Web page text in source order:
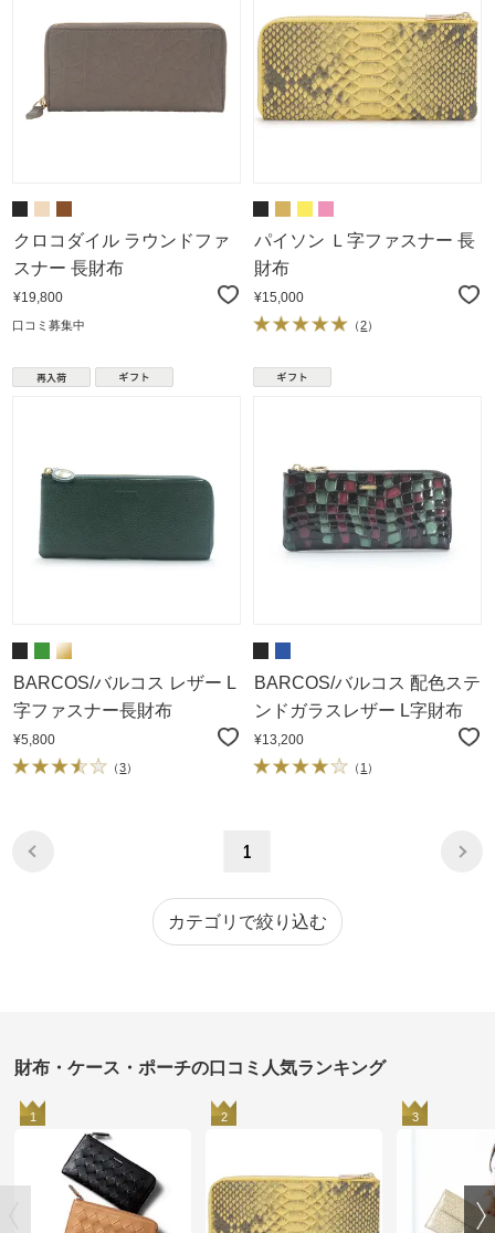
クロコダイル ラウンドファ
スナー 長財布
¥19,800
口コミ募集中
パイソン Ｌ字ファスナー 長
財布
¥15,000
（2）
BARCOS/バルコス レザー L
字ファスナー長財布
¥5,800
（3）
BARCOS/バルコス 配色ステ
ンドガラスレザー L字財布
¥13,200
（ 1 ）
1
カテゴリで絞り込む
財布・ケース・ポーチの口コミ人気ランキング
1 2 3